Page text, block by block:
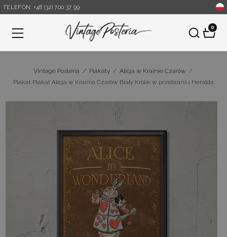
TELEFON: +48 (32) 700 37 99
Menu
0
Vintage Posteria / Plakaty / Alicja w Krainie Czarów /
Plakat Plakat Alicja w Krainie Czarów Biały Królik w przebraniu Heralda